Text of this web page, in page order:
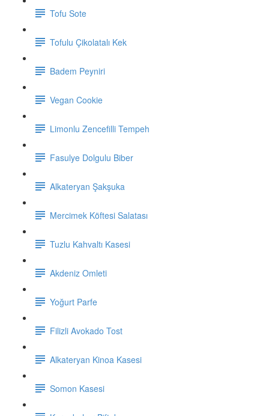
Tofu Sote
Tofulu Çikolatalı Kek
Badem Peyniri
Vegan Cookie
Limonlu Zencefilli Tempeh
Fasulye Dolgulu Biber
Alkateryan Şakşuka
Mercimek Köftesi Salatası
Tuzlu Kahvaltı Kasesi
Akdeniz Omleti
Yoğurt Parfe
Filizli Avokado Tost
Alkateryan Kinoa Kasesi
Somon Kasesi